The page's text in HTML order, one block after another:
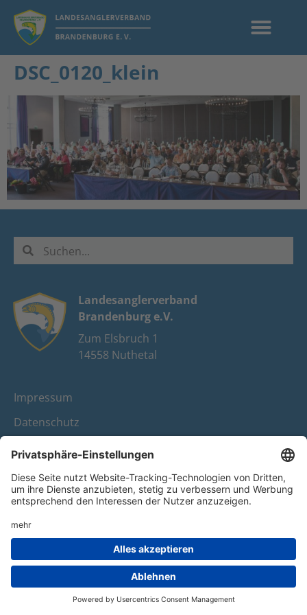
DSC_0120_klein
Landesanglerverband
Brandenburg e.V.
Zum Elsbruch 1
14558 Nuthetal
Impressum
Datenschutz
Youtube
Instagram